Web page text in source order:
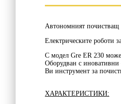
Автономният почистващ
Електрическите роботи
С модел Gre ER 230
Оборудван с иновативни
Ви инструмент за
ХАРАКТЕРИСТИКИ: